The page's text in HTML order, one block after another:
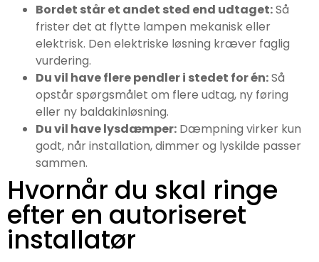
Bordet står et andet sted end udtaget:Så
frister det at flytte lampen mekanisk eller
elektrisk. Den elektriske løsning kræver faglig
vurdering.
Du vil have flere pendler i stedet for én:Så
opstår spørgsmålet om flere udtag, ny føring
eller ny baldakinløsning.
Du vil have lysdæmper: Dæmpning virker kun
godt, når installation, dimmer og lyskilde passer
sammen.
Hvornår du skal ringe
efter en autoriseret
installatør